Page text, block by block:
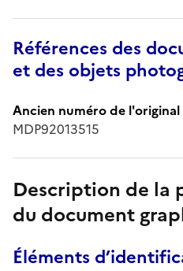
Références des
et des objets
Ancien numéro de l'original
MDP92013515
Description de la
du document
Éléments